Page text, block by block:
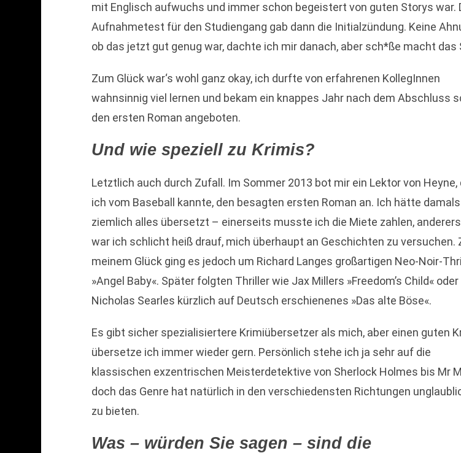
mit Englisch aufwuchs und immer schon begeistert von guten Storys war.
Aufnahmetest für den Studiengang gab dann die Initialzündung. Keine
ob das jetzt gut genug war, dachte ich mir danach, aber sch*ße macht das
Zum Glück war‘s wohl ganz okay, ich durfte von erfahrenen KollegInnen
wahnsinnig viel lernen und bekam ein knappes Jahr nach dem Abschluss
den ersten Roman angeboten.
Und wie speziell zu Krimis?
Letztlich auch durch Zufall. Im Sommer 2013 bot mir ein Lektor von Heyne,
ich vom Baseball kannte, den besagten ersten Roman an. Ich hätte
ziemlich alles übersetzt – einerseits musste ich die Miete zahlen,
war ich schlicht heiß drauf, mich überhaupt an Geschichten zu versuchen.
meinem Glück ging es jedoch um Richard Langes großartigen Neo-Noir-
»Angel Baby«. Später folgten Thriller wie Jax Millers »Freedom’s Child« oder
Nicholas Searles kürzlich auf Deutsch erschienenes »Das alte Böse«.
Es gibt sicher spezialisiertere Krimiübersetzer als mich, aber einen guten
übersetze ich immer wieder gern. Persönlich stehe ich ja sehr auf die
klassischen exzentrischen Meisterdetektive von Sherlock Holmes bis Mr
doch das Genre hat natürlich in den verschiedensten Richtungen
zu bieten.
Was – würden Sie sagen – sind die